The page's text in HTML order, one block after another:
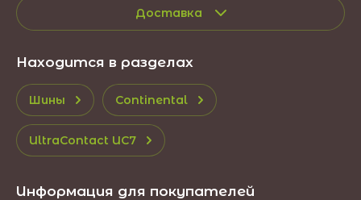
Доставка
Находится в разделах
Шины Continental
UltraContact UC7
Информация для покупателей